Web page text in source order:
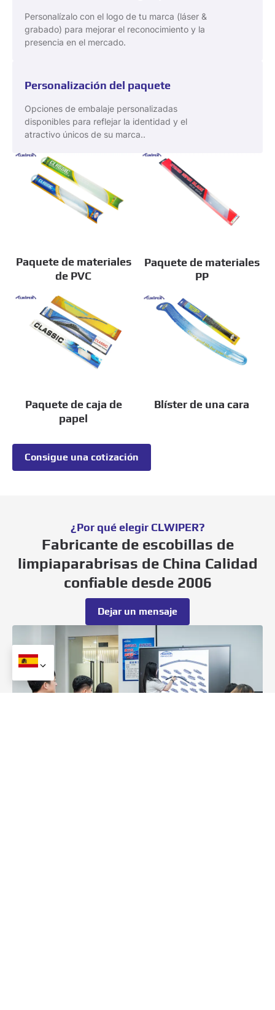
Personalízalo con el logo de tu marca (láser &
grabado) para mejorar el reconocimiento y la
presencia en el mercado.
Personalización del paquete
Opciones de embalaje personalizadas
disponibles para reflejar la identidad y el
atractivo únicos de su marca..
Paquete de materiales
de PVC
Paquete de materiales
PP
Paquete de caja de
papel
Blíster de una cara
Consigue una cotización
¿Por qué elegir CLWIPER?
Fabricante de escobillas de
limpiaparabrisas de China Calidad
confiable desde 2006
Dejar un mensaje